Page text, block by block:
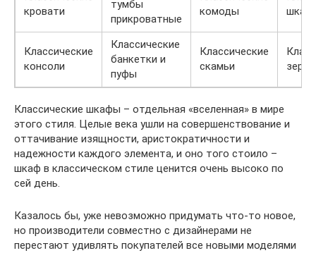
кровати
тумбы
прикроватные
комоды
Классические
консоли
Классические
банкетки и
пуфы
Классические
скамьи
Классические шкафы – отдельная «вселенная» в мире
этого стиля. Целые века ушли на совершенствование и
оттачивание изящности, аристократичности и
надежности каждого элемента, и оно того стоило –
шкаф в классическом стиле ценится очень высоко по
сей день.
Казалось бы, уже невозможно придумать что-то новое,
но производители совместно с дизайнерами не
перестают удивлять покупателей все новыми моделями